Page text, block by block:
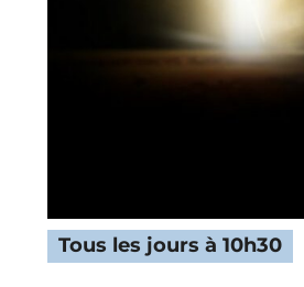
Tous les jours à 10h30